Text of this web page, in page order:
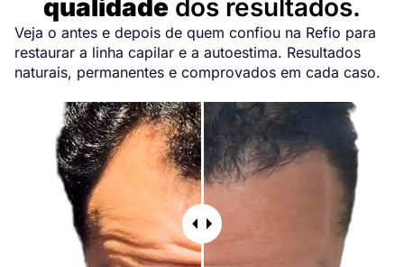
qualidade dos resultados.
Veja o antes e depois de quem confiou na Refio para
restaurar a linha capilar e a autoestima. Resultados
naturais, permanentes e comprovados em cada caso.